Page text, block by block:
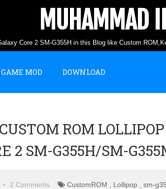
MUHAMMAD
Core 2 SM-G355H in this Blog like Custom
GAME MOD DOWNLOAD
ROM LOLLIPOP
2 SM-G355H/SM-
2 Comments CustomROM Lollipop sm-